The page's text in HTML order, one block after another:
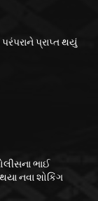
પ્રાપ્ત થયું
ભાઈ
નવા શોકિંગ